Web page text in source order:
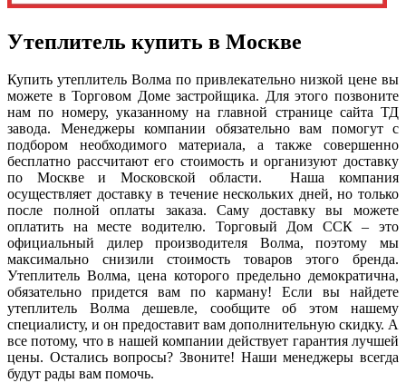
Утеплитель купить в Москве
Купить утеплитель Волма по привлекательно низкой цене вы
можете в Торговом Доме застройщика. Для этого позвоните
нам по номеру, указанному на главной странице сайта ТД
завода. Менеджеры компании обязательно вам помогут с
подбором необходимого материала, а также совершенно
бесплатно рассчитают его стоимость и организуют доставку
по Москве и Московской области. Наша компания
осуществляет доставку в течение нескольких дней, но только
после полной оплаты заказа. Саму доставку вы можете
оплатить на месте водителю. Торговый Дом ССК – это
официальный дилер производителя Волма, поэтому мы
максимально снизили стоимость товаров этого бренда.
Утеплитель Волма, цена которого предельно демократична,
обязательно придется вам по карману! Если вы найдете
утеплитель Волма дешевле, сообщите об этом нашему
специалисту, и он предоставит вам дополнительную скидку. А
все потому, что в нашей компании действует гарантия лучшей
цены. Остались вопросы? Звоните! Наши менеджеры всегда
будут рады вам помочь.